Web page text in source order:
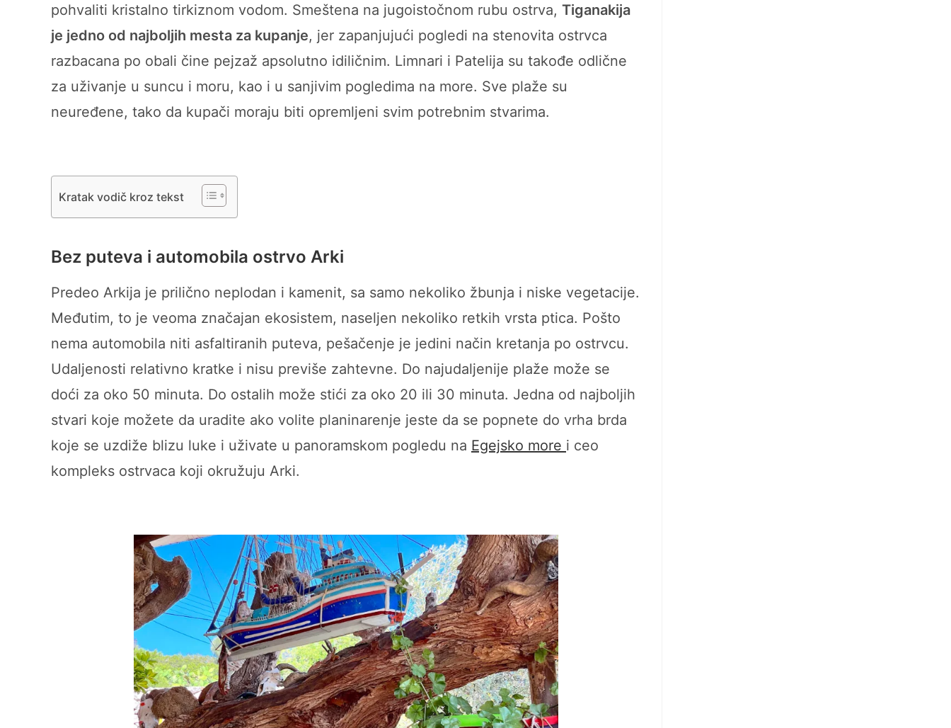
pohvaliti kristalno tirkiznom vodom. Smeštena na jugoistočnom rubu ostrva, Tiganakija
je jedno od najboljih mesta za kupanje, jer zapanjujući pogledi na stenovita ostrvca
razbacana po obali čine pejzaž apsolutno idiličnim. Limnari i Patelija su takođe odlične
za uživanje u suncu i moru, kao i u sanjivim pogledima na more. Sve plaže su
neuređene, tako da kupači moraju biti opremljeni svim potrebnim stvarima.
Kratak vodič kroz tekst
Bez puteva i automobila ostrvo Arki
Predeo Arkija je prilično neplodan i kamenit, sa samo nekoliko žbunja i niske vegetacije.
Međutim, to je veoma značajan ekosistem, naseljen nekoliko retkih vrsta ptica. Pošto
nema automobila niti asfaltiranih puteva, pešačenje je jedini način kretanja po ostrvcu.
Udaljenosti relativno kratke i nisu previše zahtevne. Do najudaljenije plaže može se
doći za oko 50 minuta. Do ostalih može stići za oko 20 ili 30 minuta. Jedna od najboljih
stvari koje možete da uradite ako volite planinarenje jeste da se popnete do vrha brda
koje se uzdiže blizu luke i uživate u panoramskom pogledu na Egejsko more i ceo
kompleks ostrvaca koji okružuju Arki.